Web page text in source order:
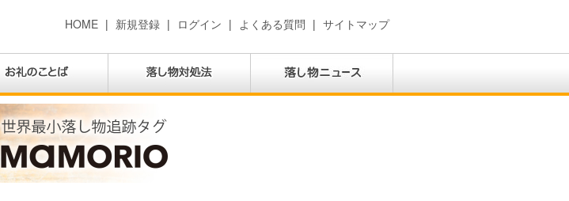
HOME | 新規登録 | ログイン | よくある質問 | サイトマップ